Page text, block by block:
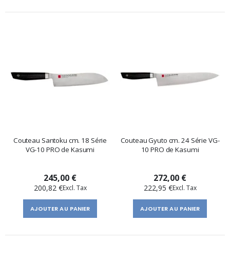
Couteau Santoku cm. 18 Série
VG-10 PRO de Kasumi
245,00 €
200,82 €
AJOUTER AU PANIER
Couteau Gyuto cm. 24 Série VG-
10 PRO de Kasumi
272,00 €
222,95 €
AJOUTER AU PANIER